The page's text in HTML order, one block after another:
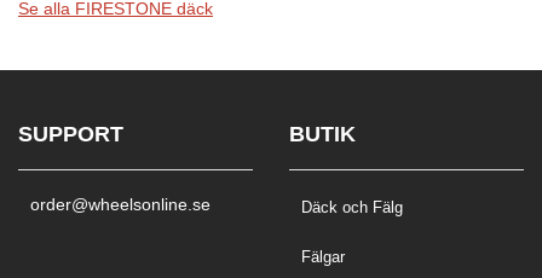
Se alla FIRESTONE däck
SUPPORT
order@wheelsonline.se
BUTIK
Däck och Fälg
Fälgar